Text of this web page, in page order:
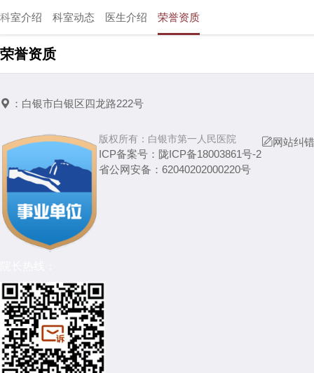
科室介绍 科室动态 医生介绍 荣誉资质
荣誉资质
 ： 白银市白银区四龙路222号
版权所有： 白银市第一人民医院
ICP备案号： 陇ICP备18003861号-2
省公网安备： 62040202000220号
网站纠错